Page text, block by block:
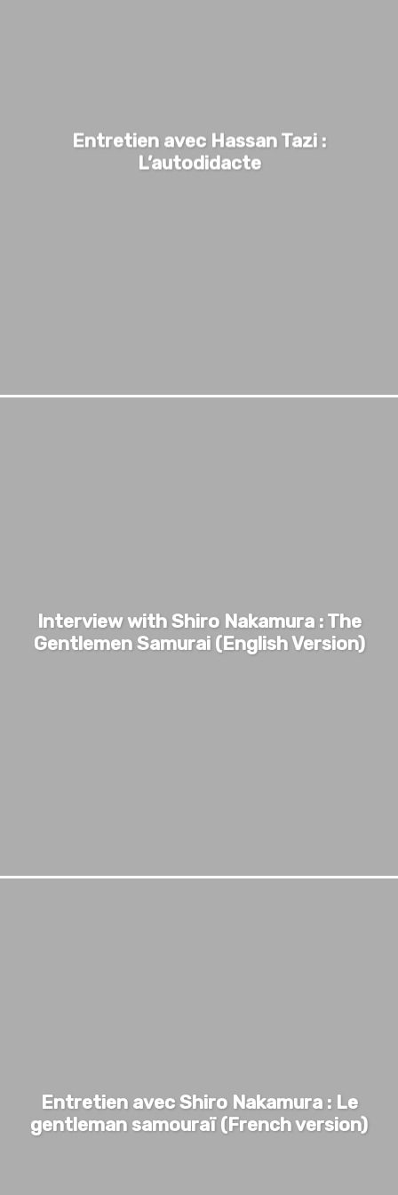
Entretien avec Hassan Tazi :
L’autodidacte
Interview with Shiro Nakamura : The
Gentlemen Samurai (English Version)
Entretien avec Shiro Nakamura : Le
gentleman samouraï (French version)